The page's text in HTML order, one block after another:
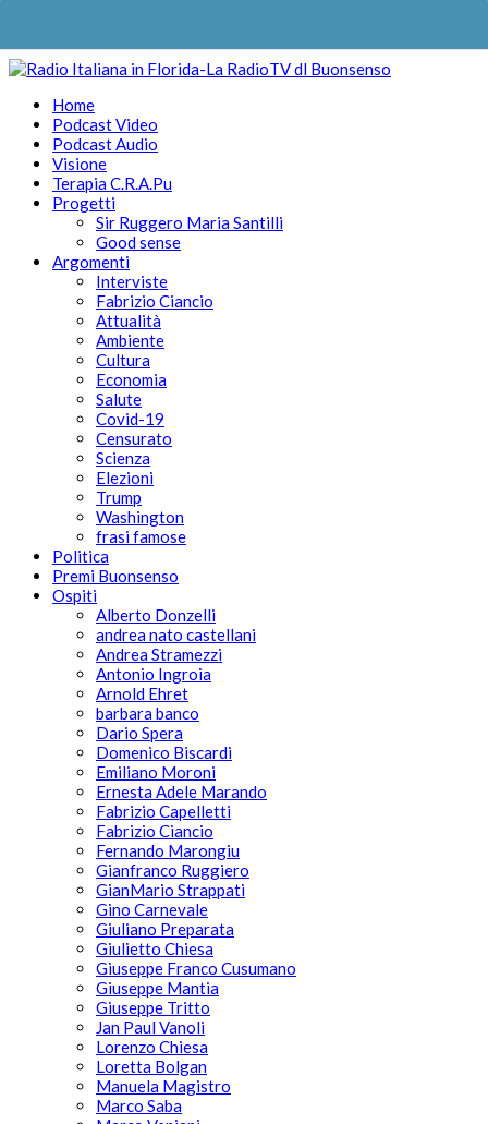
Home
Podcast Video
Podcast Audio
Visione
Terapia C.R.A.Pu
Progetti
Sir Ruggero Maria Santilli
Good sense
Argomenti
Interviste
Fabrizio Ciancio
Attualità
Ambiente
Cultura
Economia
Salute
Covid-19
Censurato
Scienza
Elezioni
Trump
Washington
frasi famose
Politica
Premi Buonsenso
Ospiti
Alberto Donzelli
andrea nato castellani
Andrea Stramezzi
Antonio Ingroia
Arnold Ehret
barbara banco
Dario Spera
Domenico Biscardi
Emiliano Moroni
Ernesta Adele Marando
Fabrizio Capelletti
Fabrizio Ciancio
Fernando Marongiu
Gianfranco Ruggiero
GianMario Strappati
Gino Carnevale
Giuliano Preparata
Giulietto Chiesa
Giuseppe Franco Cusumano
Giuseppe Mantia
Giuseppe Tritto
Jan Paul Vanoli
Lorenzo Chiesa
Loretta Bolgan
Manuela Magistro
Marco Saba